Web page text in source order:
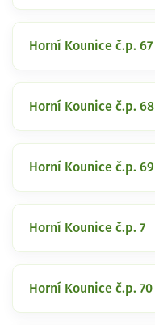
Horní Kounice č.p. 67
Horní Kounice č.p. 68
Horní Kounice č.p. 69
Horní Kounice č.p. 7
Horní Kounice č.p. 70